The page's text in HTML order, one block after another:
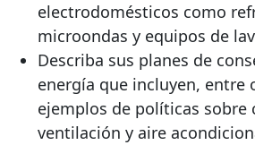
electrodomésticos como
microondas y equipos de
Describa sus planes de
energía que incluyen, entre
ejemplos de políticas sobre
ventilación y aire